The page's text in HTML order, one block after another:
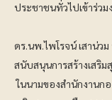
ประชาชนทั่วไปเข้าร่วม
ดร.นพ.ไพโรจน์ เสาน่ว
สนับสนุนการสร้างเสริม
ในนามของสำนักงานก